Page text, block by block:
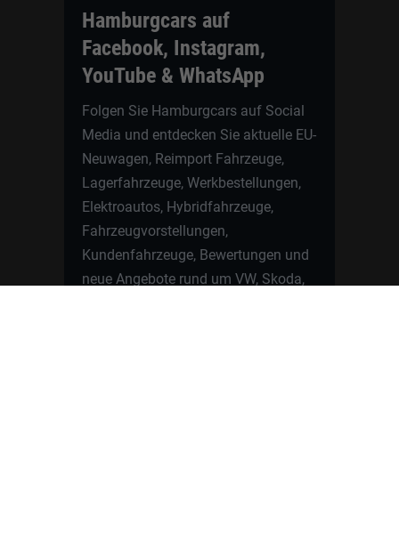
Hamburgcars auf
Facebook, Instagram,
YouTube & WhatsApp
Folgen Sie Hamburgcars auf Social
Media und entdecken Sie aktuelle EU-
Neuwagen, Reimport Fahrzeuge,
Lagerfahrzeuge, Werkbestellungen,
Elektroautos, Hybridfahrzeuge,
Fahrzeugvorstellungen,
Kundenfahrzeuge, Bewertungen und
neue Angebote rund um VW, Skoda,